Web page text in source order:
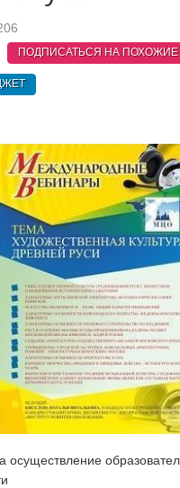
ПОДПИСАТЬСЯ НА ПОХОЖИЕ
осуществление